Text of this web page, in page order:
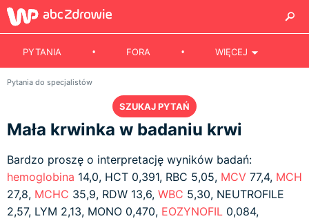
PYTANIA FORA WIĘCEJ
Pytania do specjalistów
SZUKAJ PYTAŃ
Mała krwinka w badaniu krwi
Bardzo proszę o interpretację wyników badań:
hemoglobina 14,0, HCT 0,391, RBC 5,05, MCV 77,4, MCH
27,8, MCHC 35,9, RDW 13,6, WBC 5,30, NEUTROFILE
2,57, LYM 2,13, MONO 0,470, EOZYNOFIL 0,084,